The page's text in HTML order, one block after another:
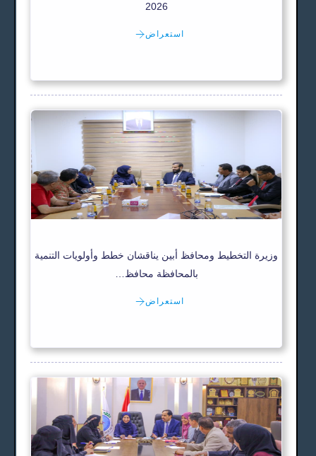
2026
استعراض
وزيرة التخطيط ومحافظ أبين يناقشان خطط وأولويات التنمية
بالمحافظة محافظ…
استعراض